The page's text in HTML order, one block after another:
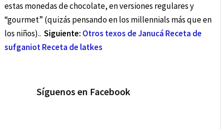
estas monedas de chocolate, en versiones regulares y
“gourmet” (quizás pensando en los millennials más que en
los niños).. Siguiente: Otros texos de Janucá Receta de
sufganiotReceta de latkes
Síguenos en Facebook